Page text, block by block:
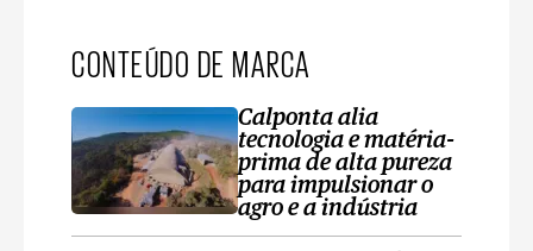
CONTEÚDO DE MARCA
Calponta alia
tecnologia e matéria-
prima de alta pureza
para impulsionar o
agro e a indústria